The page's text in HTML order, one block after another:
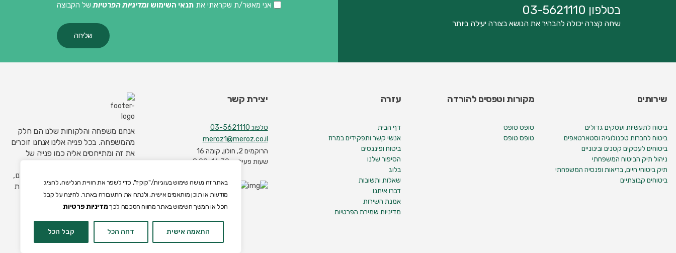
באתר זה נעשה שימוש בעוגיות/"קוקיז", כדי לשפר את חוויית הגלישה, להציג
מודעות או תוכן מותאמים אישית, ולנתח את התעבורה באתר. לחיצה על קבל
הכל או המשך השימוש באתר מהווה הסכמה לכךמדיניות פרטיות
התאמה אישית דחה הכל קבל הכל
בטלפון 03-5621110
שיחה קצרה יכולה להבהיר את הנושא בצורה יעילה ביותר
אני מאשר/ת שקראתי את תנאי השימוש ומדיניות הפרטיות של הקבוצה
שירותים
ביטוח לתעשיות ועסקים גדולים
ביטוח לחברות טכנולוגיה וסטארטאפים
ביטוחים לעסקים קטנים ובינוניים
ניהול תיק הביטוח המשפחתי
תיק ביטוחי חיים, בריאות ופנסיה המשפחתי
ביטוחים קבוצתיים
מקורות וטפסים להורדה
טופס טופס
טופס טופס
עזרה
דף הבית
אנשי קשר ותפקידים במרוז
ביטוח ופיננסים
הסיפור שלנו
בלוג
שאלות ותשובות
דברו איתנו
אמנת השירות
מדיניות שמירת הפרטיות
יצירת קשר
טלפון: 03-5621110
meroz1@meroz.co.il
הרוקמים 2, חולון, קומה 16
שעות פעילות: 8:00-16:30
אנחנו משפחה והלקוחות שלנו הם חלק
מהמשפחה. בכל פנייה אלינו אנחנו זוכרים
את זה ומתייחסים אליה כמו פנייה של
מכירים לבנות אמון, במיוחד בתחום שלנו,
תחום הביטוח בו קיימת לא פעם ספקנות
כתוצאה מחוסר ודאות וידע.
אפיון, עיצוב אתרים
: משק 8 | כל הזכויות
שמורות ל-meroz